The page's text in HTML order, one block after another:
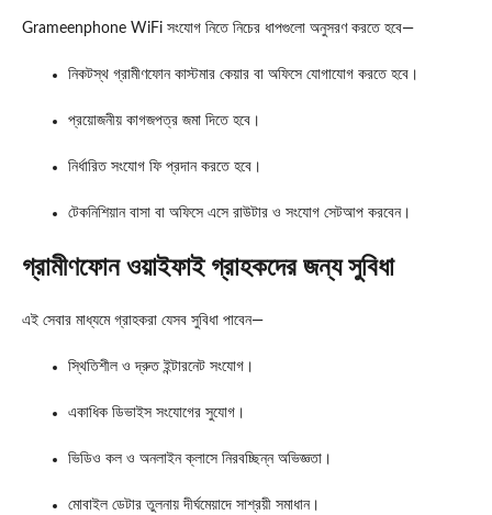
Grameenphone WiFi সংযোগ নিতে নিচের ধাপগুলো অনুসরণ করতে হবে—
নিকটস্থ গ্রামীণফোন কাস্টমার কেয়ার বা অফিসে যোগাযোগ করতে হবে।
প্রয়োজনীয় কাগজপত্র জমা দিতে হবে।
নির্ধারিত সংযোগ ফি প্রদান করতে হবে।
টেকনিশিয়ান বাসা বা অফিসে এসে রাউটার ও সংযোগ সেটআপ করবেন।
গ্রামীণফোন ওয়াইফাই গ্রাহকদের জন্য সুবিধা
এই সেবার মাধ্যমে গ্রাহকরা যেসব সুবিধা পাবেন—
স্থিতিশীল ও দ্রুত ইন্টারনেট সংযোগ।
একাধিক ডিভাইস সংযোগের সুযোগ।
ভিডিও কল ও অনলাইন ক্লাসে নিরবচ্ছিন্ন অভিজ্ঞতা।
মোবাইল ডেটার তুলনায় দীর্ঘমেয়াদে সাশ্রয়ী সমাধান।